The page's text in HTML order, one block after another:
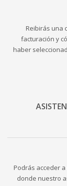
Reibirás una
facturación y
haber
Podrás acceder
donde nuestro